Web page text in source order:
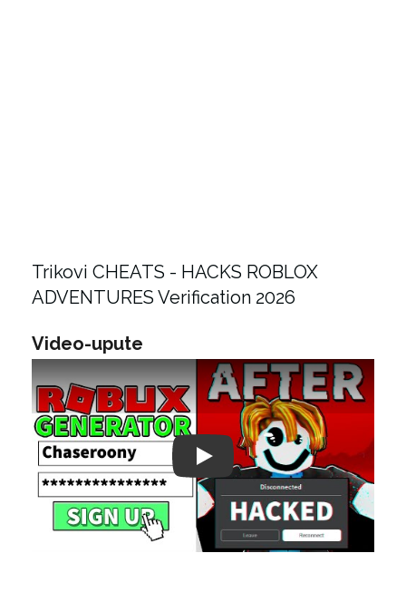
Trikovi CHEATS - HACKS ROBLOX
ADVENTURES Verification 2026
Video-upute
Play: Keynote (Google I/O '18)